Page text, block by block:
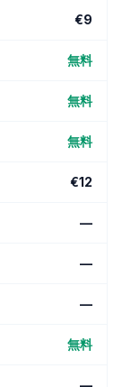
€9
無料
無料
無料
€12
—
—
—
無料